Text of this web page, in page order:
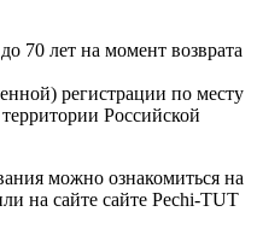
70 лет на момент возврата
регистрации по месту
Российской
можно ознакомиться на
на сайте сайте Pechi-TUT